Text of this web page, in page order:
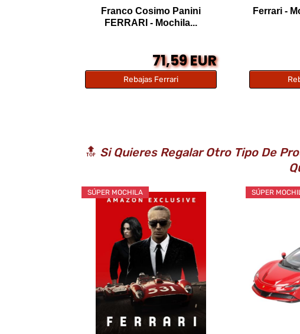
Franco Cosimo Panini
FERRARI - Mochila...
71,59 EUR
Rebajas Ferrari
Ferrari -
🔝 Si Quieres Regalar Otro Tipo De
SÚPER MOCHILA SÚPER